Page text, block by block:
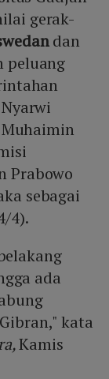
gerak-
dan
peluang
Prabowo
sebagai
4).
ada
kata
Kamis